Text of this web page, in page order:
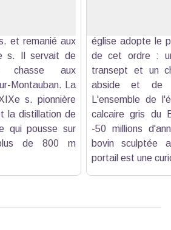
et remanié aux
s. Il servait de
chasse aux
Montauban. La
s. pionnière
la distillation de
qui pousse sur
de 800 m
église adopte le
de cet ordre :
transept et un
abside et de
L'ensemble de
calcaire gris du
-50 millions
bovin sculptée
portail est une